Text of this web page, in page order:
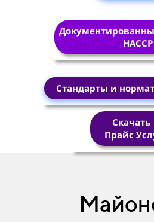
Скачать
Прайс
HACCP
Стандарты и